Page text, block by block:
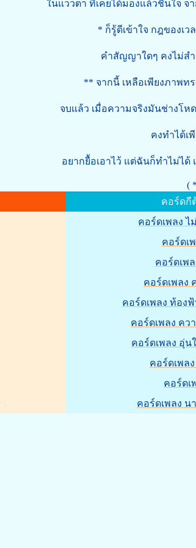
ในแววตา ที่เคยได้มองแล้วชื่นใจ จ
* ก็รู้ดีเข้าใจ กฎของเวล
คำสัญญาใดๆ คงไม่สำคั
** จากนี้ เหลือเพียงภาพทรงจำ
จบแล้ว เมื่อความจริงมันช่างโหดร้
คงทำได้เพียง
อยากยื้อเอาไว้ แต่ฉันก็ทำไม่ได้
(
คอร์ดกี
คอร์ดเพลง ไ
คอร์ดเ
คอร์ดเพ
คอร์ดเพลง
คอร์ดเพลง ท้อง
คอร์ดเพลง คว
คอร์ดเพลง อุ่น
คอร์ดเพล
คอร์ดเ
คอร์ดเพลง น